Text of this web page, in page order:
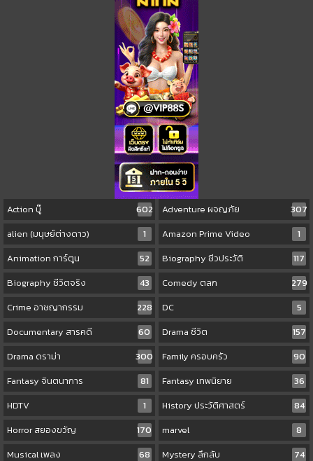
Action บู๊ 602 Adventure ผจญภัย
307
alien (มนุษย์ต่างดาว)
1 Amazon Prime Video
1
Animation การ์ตูน
52 Biography ชีวประวัติ
117
Biography ชีวิตจริง
43 Comedy ตลก
279
Crime อาชญากรรม
228 DC
5
Documentary สารคดี
60 Drama ชีวิต
157
Drama ดราม่า
300 Family ครอบครัว
90
Fantasy จินตนาการ
81 Fantasy เทพนิยาย
36
HDTV
1 History ประวัติศาสตร์
84
Horror สยองขวัญ
170 marvel
8
Musical เพลง
68 Mystery ลึกลับ
74